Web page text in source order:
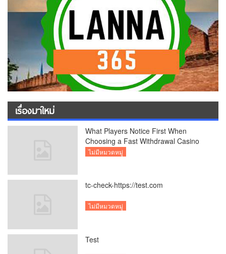
เรื่องมาใหม่
What Players Notice First When
Choosing a Fast Withdrawal Casino
UK
ไม่มีหมวดหมู่
tc-check-https://test.com
ไม่มีหมวดหมู่
Test